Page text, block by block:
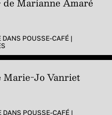
DANS POUSSE-CAFÉ |
Marie-Jo Vanriet
DANS POUSSE-CAFÉ |